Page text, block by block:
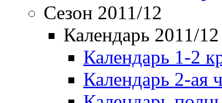
Сезон 2011/12
Календарь 2011/12
Календарь 1-2
Календарь 2-ая